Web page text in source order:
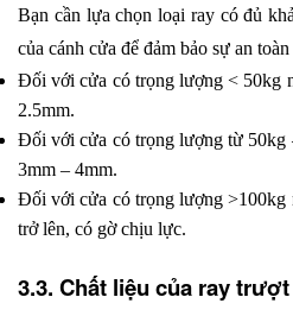
Bạn cần lựa chọn loại ray có đủ
của cánh cửa để đảm bảo sự an
Đối với cửa có trọng lượng < 50kg
2.5mm.
Đối với cửa có trọng lượng từ 50kg
3mm – 4mm.
Đối với cửa có trọng lượng >100kg
trở lên, có gờ chịu lực.
3.3. Chất liệu của ray trượt